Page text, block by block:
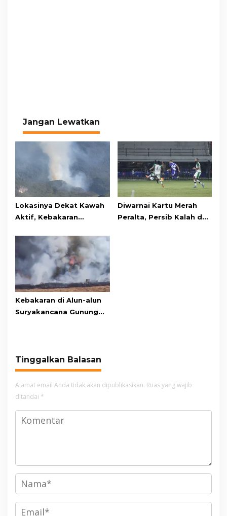
Jangan Lewatkan
Lokasinya Dekat Kawah
Aktif, Kebakaran
Kawasan Gunung Gede
Pangrango
Diwarnai Kartu Merah
Peralta, Persib Kalah dari
Kebakaran di Alun-alun
Suryakancana Gunung
Tinggalkan Balasan
Alamat email Anda tidak akan dipublikasikan. Ruas yang wajib
ditandai *